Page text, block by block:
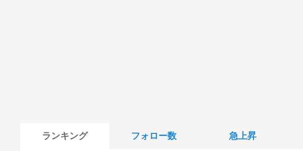
ランキング フォロー数 急上昇